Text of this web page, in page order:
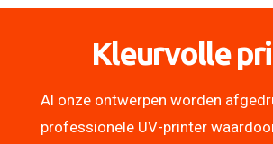
Kleurvolle
Al onze ontwerpen worden
professionele UV-printer